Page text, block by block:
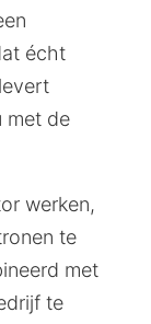
écht
met de
werken,
te
met
te